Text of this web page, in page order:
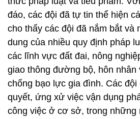
đáo, các đội đã tự tin thể hiện
cho thấy các đội đã nắm bắt và
dung của nhiều quy định pháp
các lĩnh vực đất đai, nông
giao thông đường bộ, hôn nhân
chống bạo lực gia đình. Các đội
quyết, ứng xử việc vận dụng
công việc ở cơ sở, trong những